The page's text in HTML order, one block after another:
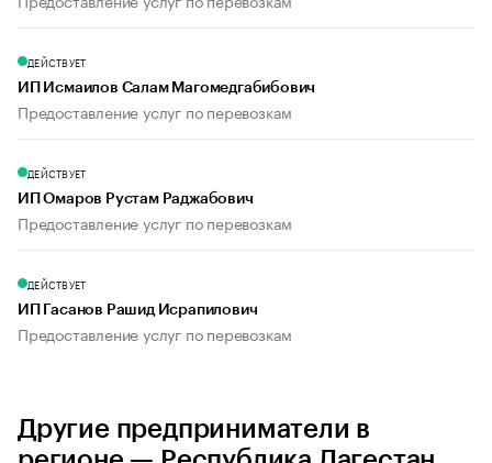
ДЕЙСТВУЕТ
ИП Исмаилов Салам Магомедгабибович
Предоставление услуг по перевозкам
ДЕЙСТВУЕТ
ИП Омаров Рустам Раджабович
Предоставление услуг по перевозкам
ДЕЙСТВУЕТ
ИП Гасанов Рашид Исрапилович
Предоставление услуг по перевозкам
Другие предприниматели в